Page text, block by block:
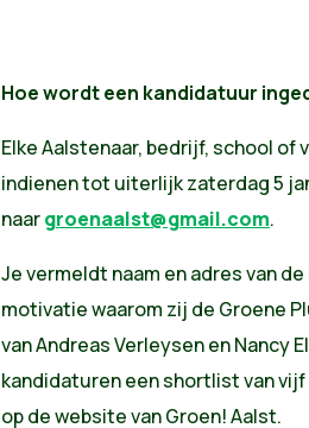
Hoe wordt een kandidatuur
Elke Aalstenaar, bedrijf, school of
indienen tot uiterlijk zaterdag 5
naargroenaalst@gmail.com.
Je vermeldt naam en adres van
motivatie waarom zij de Groene
van Andreas Verleysen en Nancy
kandidaturen een shortlist van
op de website van Groen! Aalst.